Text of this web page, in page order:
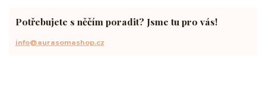
Potřebujete s něčím poradit? Jsme tu pro vás!
info@aurasomashop.cz